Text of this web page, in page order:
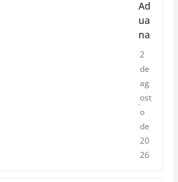
Ad
ua
na
2
de
ag
ost
o
de
20
26